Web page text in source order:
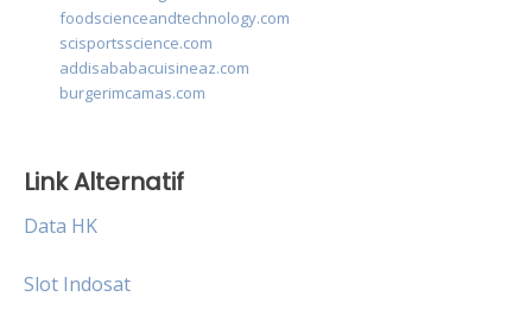
foodscienceandtechnology.com
scisportsscience.com
addisababacuisineaz.com
burgerimcamas.com
Link Alternatif
Data HK
Slot Indosat